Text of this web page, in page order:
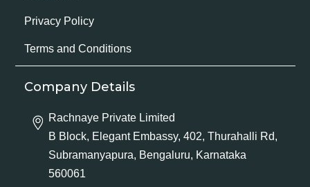
Privacy Policy
Terms and Conditions
Company Details
Rachnaye Private Limited
B Block, Elegant Embassy, 402, Thurahalli Rd,
Subramanyapura, Bengaluru, Karnataka
560061